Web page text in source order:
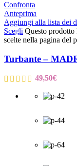
Confronta
Anteprima
Aggiungi alla lista dei
Scegli Questo prodotto
scelte nella pagina del
Turbante –
49,50€